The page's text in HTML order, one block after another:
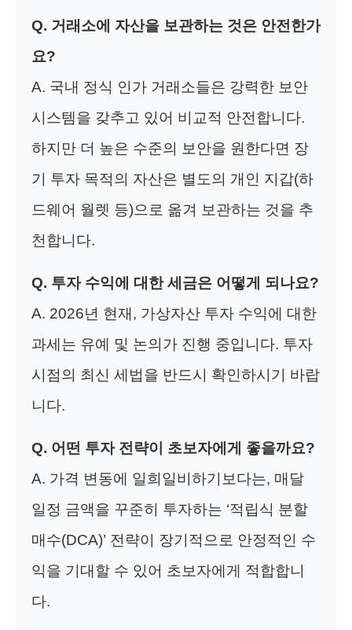
Q. 거래소에 자산을 보관하는 것은 안전한가
요?
A. 국내 정식 인가 거래소들은 강력한 보안
시스템을 갖추고 있어 비교적 안전합니다.
하지만 더 높은 수준의 보안을 원한다면 장
기 투자 목적의 자산은 별도의 개인 지갑(하
드웨어 월렛 등)으로 옮겨 보관하는 것을 추
천합니다.
Q. 투자 수익에 대한 세금은 어떻게 되나요?
A. 2026년 현재, 가상자산 투자 수익에 대한
과세는 유예 및 논의가 진행 중입니다. 투자
시점의 최신 세법을 반드시 확인하시기 바랍
니다.
Q. 어떤 투자 전략이 초보자에게 좋을까요?
A. 가격 변동에 일희일비하기보다는, 매달
일정 금액을 꾸준히 투자하는 ‘적립식 분할
매수(DCA)’ 전략이 장기적으로 안정적인 수
익을 기대할 수 있어 초보자에게 적합합니
다.